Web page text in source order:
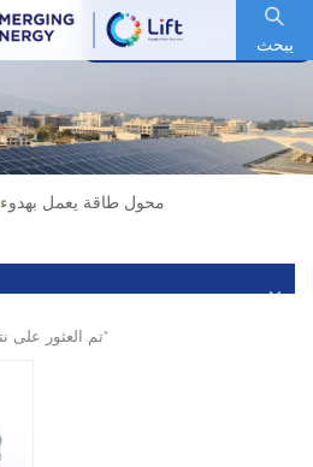
يبحث
رمز السهم : 600153.SH
محول طاقة يعمل بهدوء
1 تم العثور على نتائج لـ "محول طاقة يعمل بهدوء"